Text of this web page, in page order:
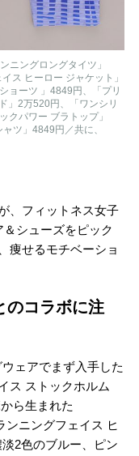
ニングロングタイツ」
ス ヒーロー ジャケット」
ョーツ 」4849円、「プリ
」2万520円、「ワンシリ
クパワー ブラトップ」
ツ」4849円／共に、
、フィットネス女子
シューズをピック
痩せるモチベーショ
のコラボに注
ェアでまず入手した
ス ストックホルム
ら生まれた
ンニングフェイス ヒ
2色のブルー、ピン